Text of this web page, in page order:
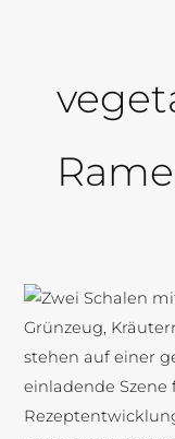
Ramen-
Suppe:
Glow-
Up
&